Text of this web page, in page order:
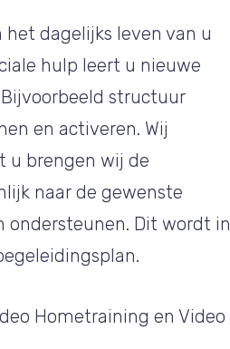
dagelijks leven van u
hulp leert u nieuwe
structuur
en activeren. Wij
u brengen wij de
naar de gewenste
ondersteunen. Dit wordt in
Hometraining en Video